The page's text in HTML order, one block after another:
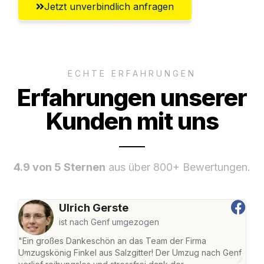
Jetzt unverbindlich anfragen
ECHTE ERFAHRUNGEN
Erfahrungen unserer
Kunden mit uns
4.9 von 5 Sternen aus über 800+ Bewertungen.
Ulrich Gerste
ist nach Genf umgezogen
"Ein großes Dankeschön an das Team der Firma
Umzugskönig Finkel aus Salzgitter! Der Umzug nach Genf